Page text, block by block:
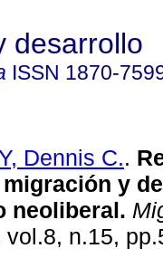
desarrollo
ISSN 1870-
Dennis C..
y
neoliberal.
n.15,